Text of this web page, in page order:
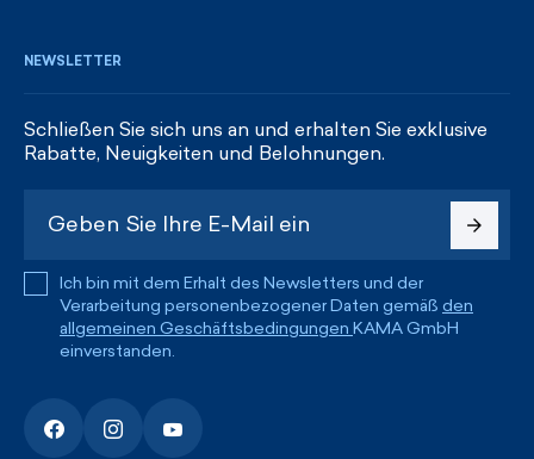
NEWSLETTER
Schließen Sie sich uns an und erhalten Sie exklusive
Rabatte, Neuigkeiten und Belohnungen.
Ich bin mit dem Erhalt des Newsletters und der
Verarbeitung personenbezogener Daten gemäß den
allgemeinen Geschäftsbedingungen KAMA GmbH
einverstanden.